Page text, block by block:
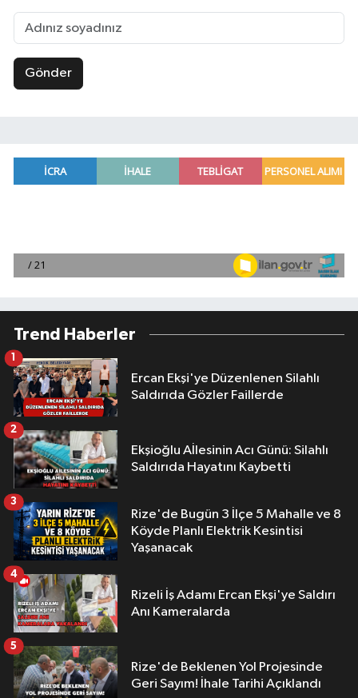
Gönder
Trend Haberler
Ercan Ekşi'ye Düzenlenen Silahlı
Saldırıda Gözler Faillerde
1
Ekşioğlu Aİlesinin Acı Günü: Silahlı
Saldırıda Hayatını Kaybetti
2
Rize'de Bugün 3 İlçe 5 Mahalle ve 8
Köyde Planlı Elektrik Kesintisi
Yaşanacak
3
Rizeli İş Adamı Ercan Ekşi'ye Saldırı
Anı Kameralarda
4
Rize'de Beklenen Yol Projesinde
Geri Sayım! İhale Tarihi Açıklandı
5